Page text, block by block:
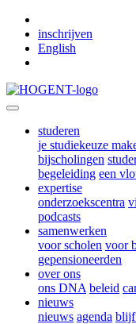
inschrijven
English
studeren
je studiekeuze
bijscholingen
begeleiding een
expertise
onderzoekscentra
podcasts
samenwerken
voor scholen voor
gepensioneerden
over ons
ons DNA beleid
nieuws
nieuws agenda blijf